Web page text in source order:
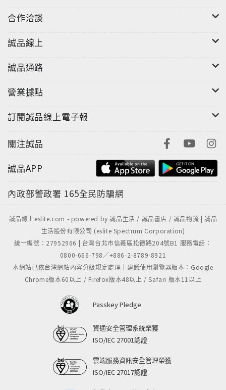
合作洽談
誠品線上
誠品通路
營業據點
訂閱誠品線上電子報
關注誠品
誠品APP
內政部警政署 165全民防騙網
誠品線上eslite.com - powered by 誠品生活 / 誠品書店 / 誠品物流 | 誠品
生活股份有限公司 (eslite Spectrum Corporation)
統一編號：27952966 | 台灣台北市信義區松德路204號B1 服務電話：
0800-666-798／+886-2-8789-8921
本網站已依台灣網站內容分級規定處理｜建議使用瀏覽器版本：Google
Chrome版本60以上 / Firefox版本48以上 / Safari 版本11以上
Passkey Pledge
資通安全管理系統榮獲
ISO/IEC 27001認證
雲端服務資訊安全管理榮獲
ISO/IEC 27017認證